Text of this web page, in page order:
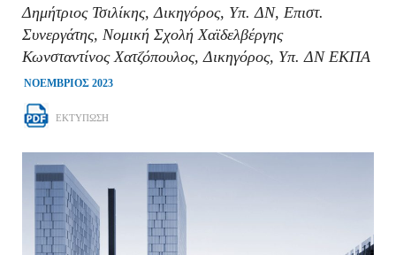
Δημήτριος Τσιλίκης, Δικηγόρος, Υπ. ΔΝ, Επιστ.
Συνεργάτης, Νομική Σχολή Χαϊδελβέργης
Κωνσταντίνος Χατζόπουλος, Δικηγόρος, Υπ. ΔΝ ΕΚΠΑ
ΝΟΕΜΒΡΙΟΣ 2023
ΕΚΤΥΠΩΣΗ